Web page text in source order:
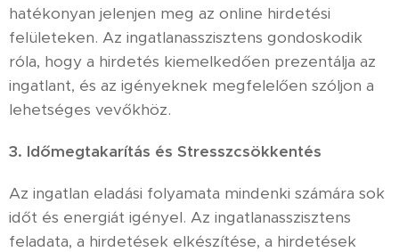
hatékonyan jelenjen meg az online hirdetési
felületeken. Az ingatlanasszisztens gondoskodik
róla, hogy a hirdetés kiemelkedően prezentálja az
ingatlant, és az igényeknek megfelelően szóljon a
lehetséges vevőkhöz.
3. Időmegtakarítás és Stresszcsökkentés
Az ingatlan eladási folyamata mindenki számára sok
időt és energiát igényel. Az ingatlanasszisztens
feladata, a hirdetések elkészítése, a hirdetések